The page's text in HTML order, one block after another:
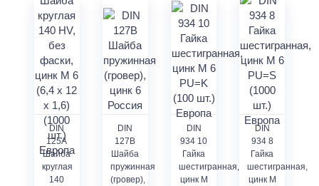
DIN
125A
Шайба
круглая
140
DIN
127B
Шайба
пружинная
(гровер),
DIN
934 10
Гайка
шестигранная,
цинк M
DIN
934 8
Гайка
шестигранная,
цинк M